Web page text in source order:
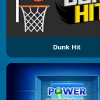
Dunk Hit